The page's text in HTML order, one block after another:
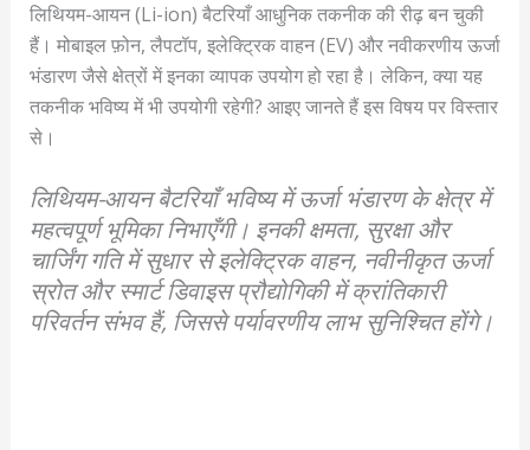
लिथियम-आयन (Li-ion) बैटरियाँ आधुनिक तकनीक की रीढ़ बन चुकी
हैं। मोबाइल फ़ोन, लैपटॉप, इलेक्ट्रिक वाहन (EV) और नवीकरणीय ऊर्जा
भंडारण जैसे क्षेत्रों में इनका व्यापक उपयोग हो रहा है। लेकिन, क्या यह
तकनीक भविष्य में भी उपयोगी रहेगी? आइए जानते हैं इस विषय पर विस्तार
से।
लिथियम-आयन बैटरियाँ भविष्य में ऊर्जा भंडारण के क्षेत्र में
महत्वपूर्ण भूमिका निभाएँगी। इनकी क्षमता, सुरक्षा और
चार्जिंग गति में सुधार से इलेक्ट्रिक वाहन, नवीनीकृत ऊर्जा
स्रोत और स्मार्ट डिवाइस प्रौद्योगिकी में क्रांतिकारी
परिवर्तन संभव हैं, जिससे पर्यावरणीय लाभ सुनिश्चित होंगे।